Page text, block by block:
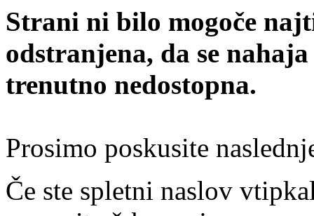
Strani ni bilo mogoče
odstranjena, da se
trenutno nedostopna.
Prosimo poskusite
Če ste spletni naslov